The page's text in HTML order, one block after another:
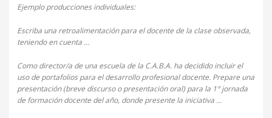
Ejemplo producciones individuales:
Escriba una retroalimentación para el docente de la clase observada,
teniendo en cuenta …
Como director/a de una escuela de la C.A.B.A. ha decidido incluir el
uso de portafolios para el desarrollo profesional docente. Prepare una
presentación (breve discurso o presentación oral) para la 1° jornada
de formación docente del año, donde presente la iniciativa …